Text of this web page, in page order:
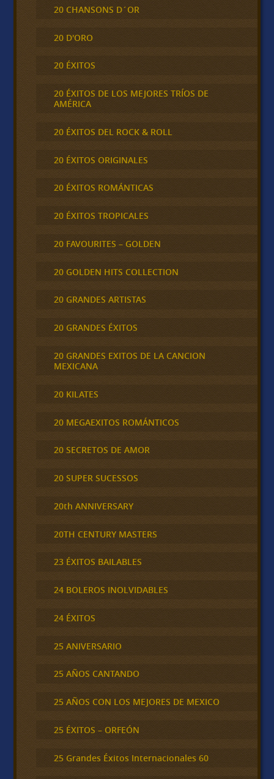
20 CHANSONS D´OR
20 D'ORO
20 ÉXITOS
20 ÉXITOS DE LOS MEJORES TRÍOS DE
AMÉRICA
20 ÉXITOS DEL ROCK & ROLL
20 ÉXITOS ORIGINALES
20 ÉXITOS ROMÁNTICAS
20 ÉXITOS TROPICALES
20 FAVOURITES – GOLDEN
20 GOLDEN HITS COLLECTION
20 GRANDES ARTISTAS
20 GRANDES ÉXITOS
20 GRANDES EXITOS DE LA CANCION
MEXICANA
20 KILATES
20 MEGAEXITOS ROMÁNTICOS
20 SECRETOS DE AMOR
20 SUPER SUCESSOS
20th ANNIVERSARY
20TH CENTURY MASTERS
23 ÉXITOS BAILABLES
24 BOLEROS INOLVIDABLES
24 ÉXITOS
25 ANIVERSARIO
25 AÑOS CANTANDO
25 AÑOS CON LOS MEJORES DE MEXICO
25 ÉXITOS – ORFEÓN
25 Grandes Éxitos Internacionales 60